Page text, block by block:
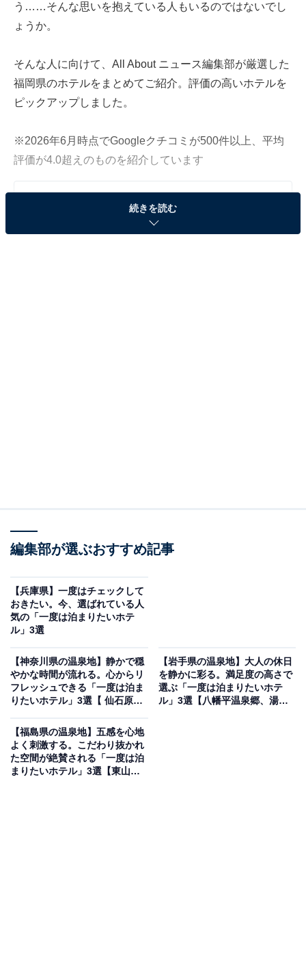
う……そんな思いを抱えている人もいるのではないでし
ょうか。
そんな人に向けて、All About ニュース編集部が厳選した
福岡県のホテルをまとめてご紹介。評価の高いホテルを
ピックアップしました。
※2026年6月時点でGoogleクチコミが500件以上、平均
評価が4.0超えのものを紹介しています
この記事の執筆者： All About ニュース お買
原鶴温泉 泰泉閣（画像：「原鶴温泉 泰泉閣」公式Webサイトより）
「原鶴温泉 泰泉閣」は、アルカリ性単純泉と硫黄泉の2
つの泉質を併せ持つ「ダブル美肌の湯」を堪能できる宿
です。名物の「ジャングル風呂」をはじめ、「千歳の
彩な湯処で湯巡りを楽しめます。食事は「筑前朝倉蒸し
雑煮」など、筑後の豊かな旬の食材を活かした会席料理
が自慢です。
続きを読む
編集部が選ぶおすすめ記事
【兵庫県】一度はチェックして
おきたい。今、選ばれている人
気の「一度は泊まりたいホテ
ル」3選
【神奈川県の温泉地】静かで穏
やかな時間が流れる。心からリ
フレッシュできる「一度は泊ま
りたいホテル」3選【 仙石原温
泉】
【岩手県の温泉地】大人の休日
を静かに彩る。満足度の高さで
選ぶ「一度は泊まりたいホテ
ル」3選【八幡平温泉郷、湯川
【福島県の温泉地】五感を心地
よく刺激する。こだわり抜かれ
た空間が絶賛される「一度は泊
まりたいホテル」3選【東山温